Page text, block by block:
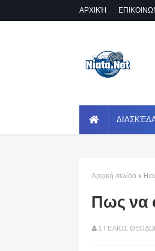
ΑΡΧΙΚΉ
Αρχική σελίδα
Πως να
ΣΤΈΛΙΟΣ